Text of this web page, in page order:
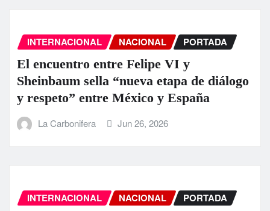
INTERNACIONAL NACIONAL PORTADA
El encuentro entre Felipe VI y
Sheinbaum sella “nueva etapa de diálogo
y respeto” entre México y España
La Carbonifera Jun 26, 2026
INTERNACIONAL NACIONAL PORTADA